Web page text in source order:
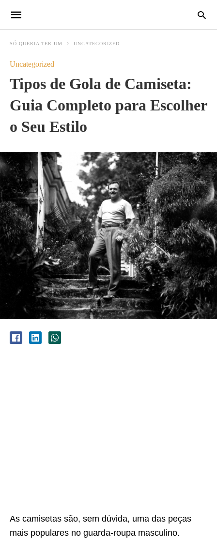
SÓ QUERIA TER UM UNCATEGORIZED
Uncategorized
Tipos de Gola de Camiseta:
Guia Completo para Escolher
o Seu Estilo
As camisetas são, sem dúvida, uma das peças
mais populares no guarda-roupa masculino.